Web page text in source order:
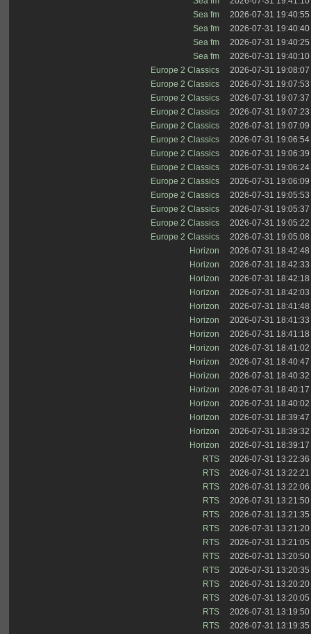
Sea fm
2026-07-31 19:40:55
Sea fm
2026-07-31 19:40:40
Sea fm
2026-07-31 19:40:25
Sea fm
2026-07-31 19:40:10
Europe 2 Classics
2026-07-31 19:08:07
Europe 2 Classics
2026-07-31 19:07:53
Europe 2 Classics
2026-07-31 19:07:37
Europe 2 Classics
2026-07-31 19:07:23
Europe 2 Classics
2026-07-31 19:07:09
Europe 2 Classics
2026-07-31 19:06:54
Europe 2 Classics
2026-07-31 19:06:39
Europe 2 Classics
2026-07-31 19:06:24
Europe 2 Classics
2026-07-31 19:06:09
Europe 2 Classics
2026-07-31 19:05:53
Europe 2 Classics
2026-07-31 19:05:37
Europe 2 Classics
2026-07-31 19:05:22
Europe 2 Classics
2026-07-31 19:05:08
Horizon
2026-07-31 18:42:48
Horizon
2026-07-31 18:42:33
Horizon
2026-07-31 18:42:18
Horizon
2026-07-31 18:42:03
Horizon
2026-07-31 18:41:48
Horizon
2026-07-31 18:41:33
Horizon
2026-07-31 18:41:18
Horizon
2026-07-31 18:41:02
Horizon
2026-07-31 18:40:47
Horizon
2026-07-31 18:40:32
Horizon
2026-07-31 18:40:17
Horizon
2026-07-31 18:40:02
Horizon
2026-07-31 18:39:47
Horizon
2026-07-31 18:39:32
Horizon
2026-07-31 18:39:17
RTS
2026-07-31 13:22:36
RTS
2026-07-31 13:22:21
RTS
2026-07-31 13:22:06
RTS
2026-07-31 13:21:50
RTS
2026-07-31 13:21:35
RTS
2026-07-31 13:21:20
RTS
2026-07-31 13:21:05
RTS
2026-07-31 13:20:50
RTS
2026-07-31 13:20:35
RTS
2026-07-31 13:20:20
RTS
2026-07-31 13:20:05
RTS
2026-07-31 13:19:50
RTS
2026-07-31 13:19:35